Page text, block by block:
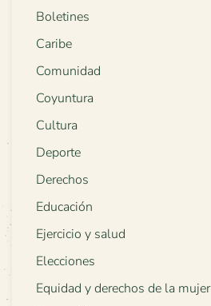
Boletines
Caribe
Comunidad
Coyuntura
Cultura
Deporte
Derechos
Educación
Ejercicio y salud
Elecciones
Equidad y derechos de la mujer